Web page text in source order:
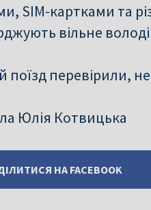
SIM-картками та
вільне
перевірили,
Юлія Котвицька
НА FACEBOOK